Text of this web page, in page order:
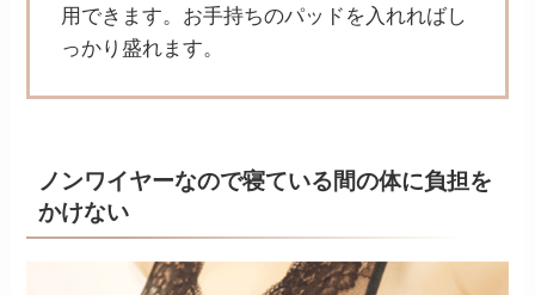
用できます。お手持ちのパッドを入れればし
っかり盛れます。
ノンワイヤーなので寝ている間の体に負担を
かけない